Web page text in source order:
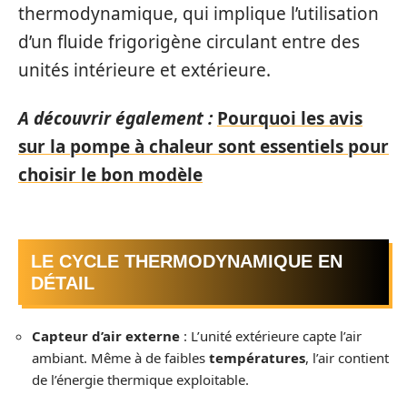
thermodynamique, qui implique l’utilisation
d’un fluide frigorigène circulant entre des
unités intérieure et extérieure.
A découvrir également : Pourquoi les avis
sur la pompe à chaleur sont essentiels pour
choisir le bon modèle
LE CYCLE THERMODYNAMIQUE EN
DÉTAIL
Capteur d’air externe : L’unité extérieure capte l’air
ambiant. Même à de faibles températures, l’air contient
de l’énergie thermique exploitable.